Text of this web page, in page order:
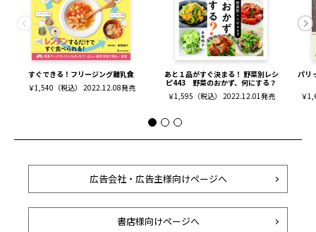
すぐできる！フリージング離乳食
￥1,540（税込） 2022.12.08発売
あと１品がすぐ決まる！ 野菜別レシ
ピ443 野菜のおかず、何にする？
￥1,595（税込） 2022.12.01発売
パリ
￥
広告会社・広告主様向けページへ
書店様向けページへ